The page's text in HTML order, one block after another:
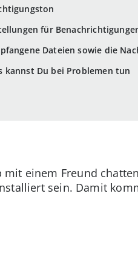
für
Dateien sowie die
kannst Du bei Problemen tun
einem Freund
sein. Damit